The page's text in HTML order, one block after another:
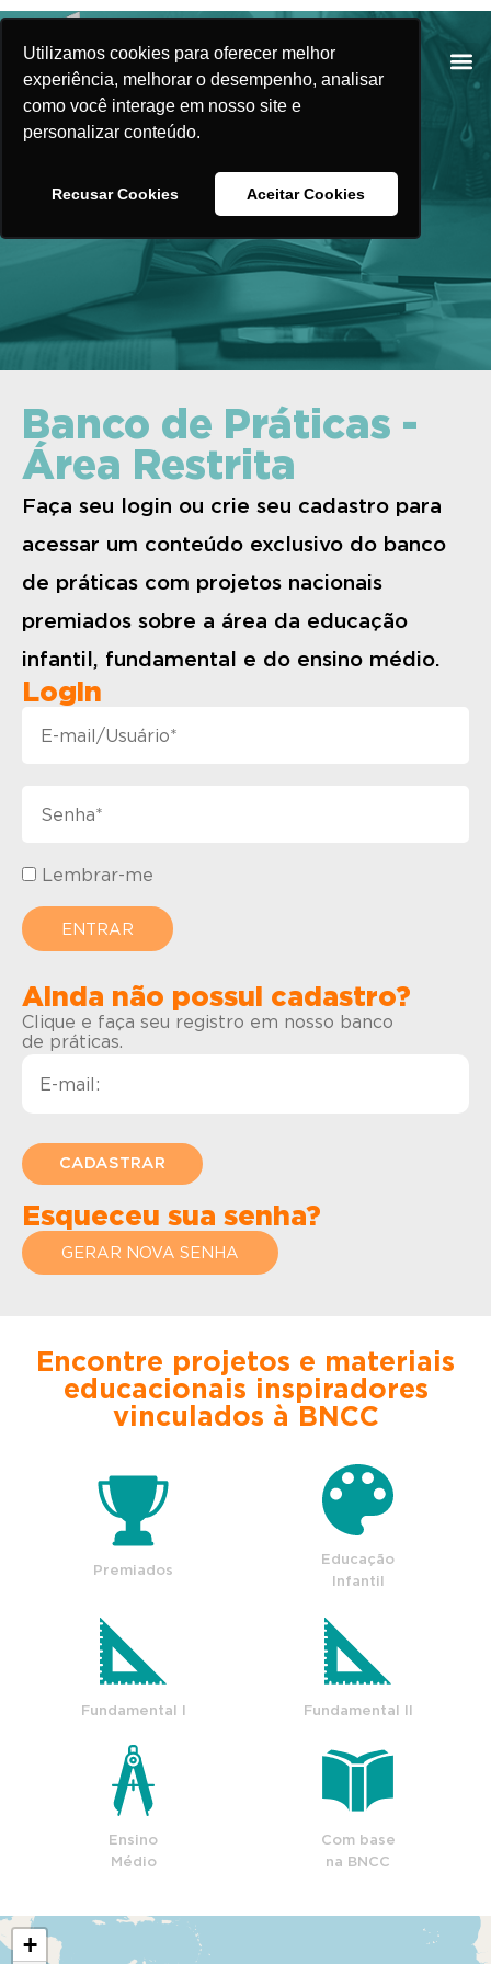
Utilizamos cookies para oferecer melhor
experiência, melhorar o desempenho, analisar
como você interage em nosso site e
personalizar conteúdo.
Recusar Cookies Aceitar Cookies
Banco de Práticas
Banco de Práticas -
Área Restrita
Faça seu login ou crie seu cadastro para
acessar um conteúdo exclusivo do banco
de práticas com projetos nacionais
premiados sobre a área da educação
infantil, fundamental e do ensino médio.
Login
Lembrar-me
Ainda não possui cadastro?
Clique e faça seu registro em nosso banco
de práticas.
Esqueceu sua senha?
GERAR NOVA SENHA
Encontre projetos e materiais
educacionais inspiradores
vinculados à BNCC
Premiados
Educação
Infantil
Fundamental I Fundamental II
Ensino
Médio
Com base
na BNCC
+